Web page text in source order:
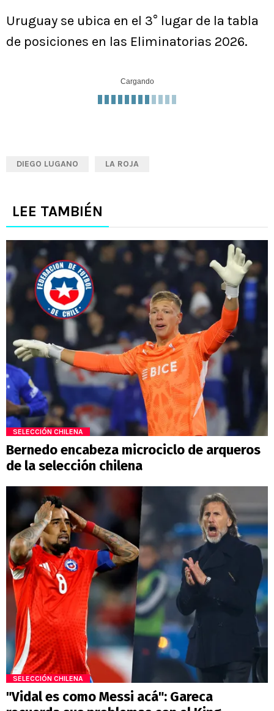
Uruguay se ubica en el 3° lugar de la tabla
de posiciones en las Eliminatorias 2026.
Cargando
DIEGO LUGANO LA ROJA
LEE TAMBIÉN
SELECCIÓN CHILENA
Bernedo encabeza microciclo de arqueros
de la selección chilena
SELECCIÓN CHILENA
"Vidal es como Messi acá": Gareca